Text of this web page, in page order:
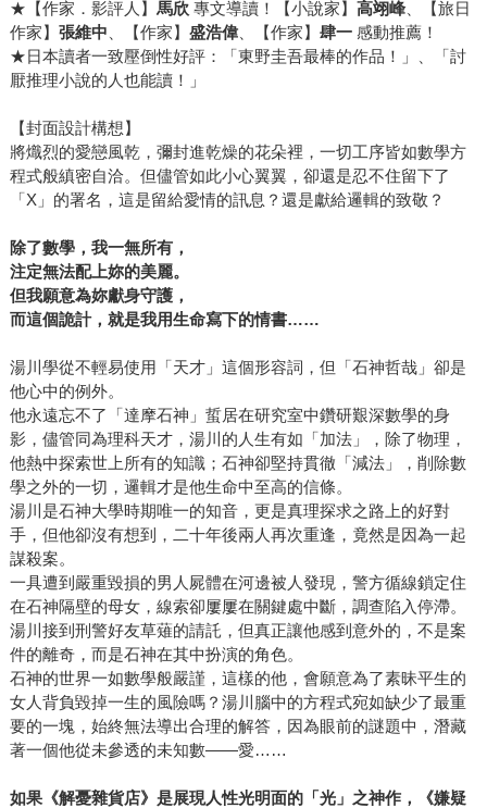
★【作家．影評人】 馬欣專文導讀！【小說家】 高翊峰、【旅日
作家】 張維中 、【作家】 盛浩偉、【作家】 肆一感動推薦！
★日本讀者一致壓倒性好評：「東野圭吾最棒的作品！」、「討
厭推理小說的人也能讀！」
【封面設計構想】
將熾烈的愛戀風乾，彌封進乾燥的花朵裡，一切工序皆如數學方
程式般縝密自洽。但儘管如此小心翼翼，卻還是忍不住留下了
「X」的署名，這是留給愛情的訊息？還是獻給邏輯的致敬？
除了數學，我一無所有，
注定無法配上妳的美麗。
但我願意為妳獻身守護，
而這個詭計，就是我用生命寫下的情書……
湯川學從不輕易使用「天才」這個形容詞，但「石神哲哉」卻是
他心中的例外。
他永遠忘不了「達摩石神」蜇居在研究室中鑽研艱深數學的身
影，儘管同為理科天才，湯川的人生有如「加法」，除了物理，
他熱中探索世上所有的知識；石神卻堅持貫徹「減法」，削除數
學之外的一切，邏輯才是他生命中至高的信條。
湯川是石神大學時期唯一的知音，更是真理探求之路上的好對
手，但他卻沒有想到，二十年後兩人再次重逢，竟然是因為一起
謀殺案。
一具遭到嚴重毀損的男人屍體在河邊被人發現，警方循線鎖定住
在石神隔壁的母女，線索卻屢屢在關鍵處中斷，調查陷入停滯。
湯川接到刑警好友草薙的請託，但真正讓他感到意外的，不是案
件的離奇，而是石神在其中扮演的角色。
石神的世界一如數學般嚴謹，這樣的他，會願意為了素昧平生的
女人背負毀掉一生的風險嗎？湯川腦中的方程式宛如缺少了最重
要的一塊，始終無法導出合理的解答，因為眼前的謎題中，潛藏
著一個他從未參透的未知數——愛……
如果《解憂雜貨店》是展現人性光明面的「光」之神作，《嫌疑